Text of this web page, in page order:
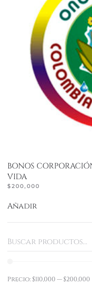
BONOS
VIDA
$200,000
Añadir
Buscar
por:
Precio
Precio
Precio:$110,000 —$200,000